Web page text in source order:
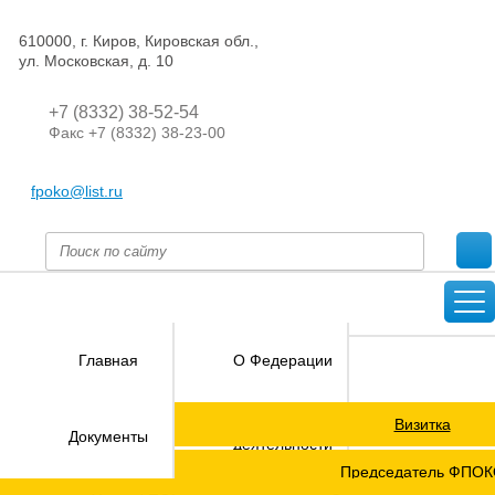
610000, г. Киров, Кировская обл.,
ул. Московская, д. 10
+7 (8332) 38-52-54
Факс +7 (8332) 38-23-00
fpoko@list.ru
Главная О Федерации
Визитка
Председатель
Документы
деятельности